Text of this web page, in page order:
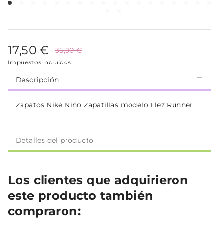
17,50 € 35,00 €
Impuestos incluidos
Descripción
Zapatos Nike Niño Zapatillas modelo Flez Runner
Detalles del producto
Los clientes que adquirieron
este producto también
compraron: